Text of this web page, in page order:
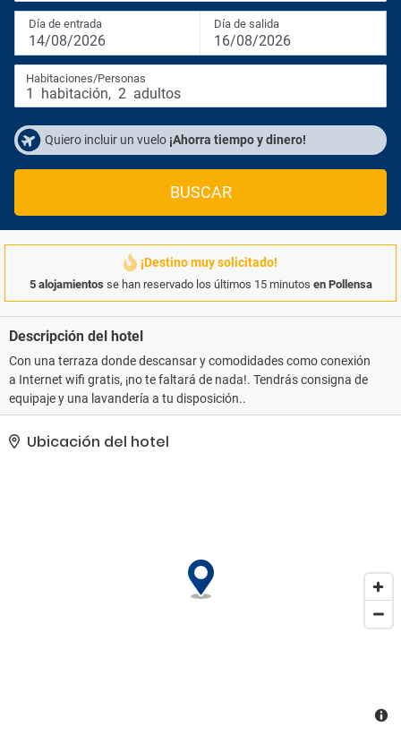
Día de entrada
14/08/2026
Día de salida
16/08/2026
Habitaciones/Personas
1 habitación, 2 adultos
Quiero incluir un vuelo ¡Ahorra tiempo y dinero!
BUSCAR
¡Destino muy solicitado!
5 alojamientos se han reservado los últimos 15 minutos en Pollensa
Descripción del hotel
Con una terraza donde descansar y comodidades como conexión
a Internet wifi gratis, ¡no te faltará de nada!. Tendrás consigna de
equipaje y una lavandería a tu disposición..
Ubicación del hotel